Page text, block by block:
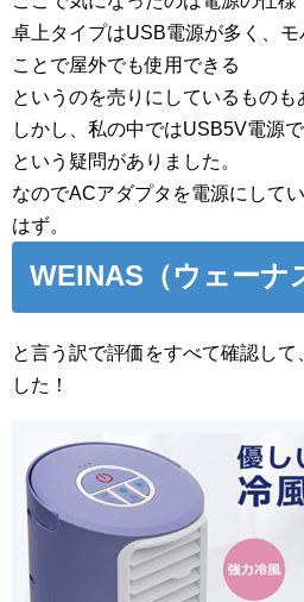
卓上タイプはUSB電源が多く、モ
ことで屋外でも使用できる
というのを売りにしているものも
しかし、私の中ではUSB5V電源
という疑問がありました。
なのでACアダプタを電源にして
はず。
WEINAS（ウェー
と言う訳で評価をすべて確認して
した！